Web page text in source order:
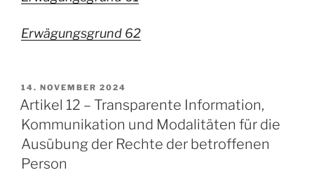
Erwägungsgrund 62
VERÖFFENTLICHT
AM
14. NOVEMBER 2024
Artikel 12 – Transparente Information,
Kommunikation und Modalitäten für die
Ausübung der Rechte der betroffenen
Person